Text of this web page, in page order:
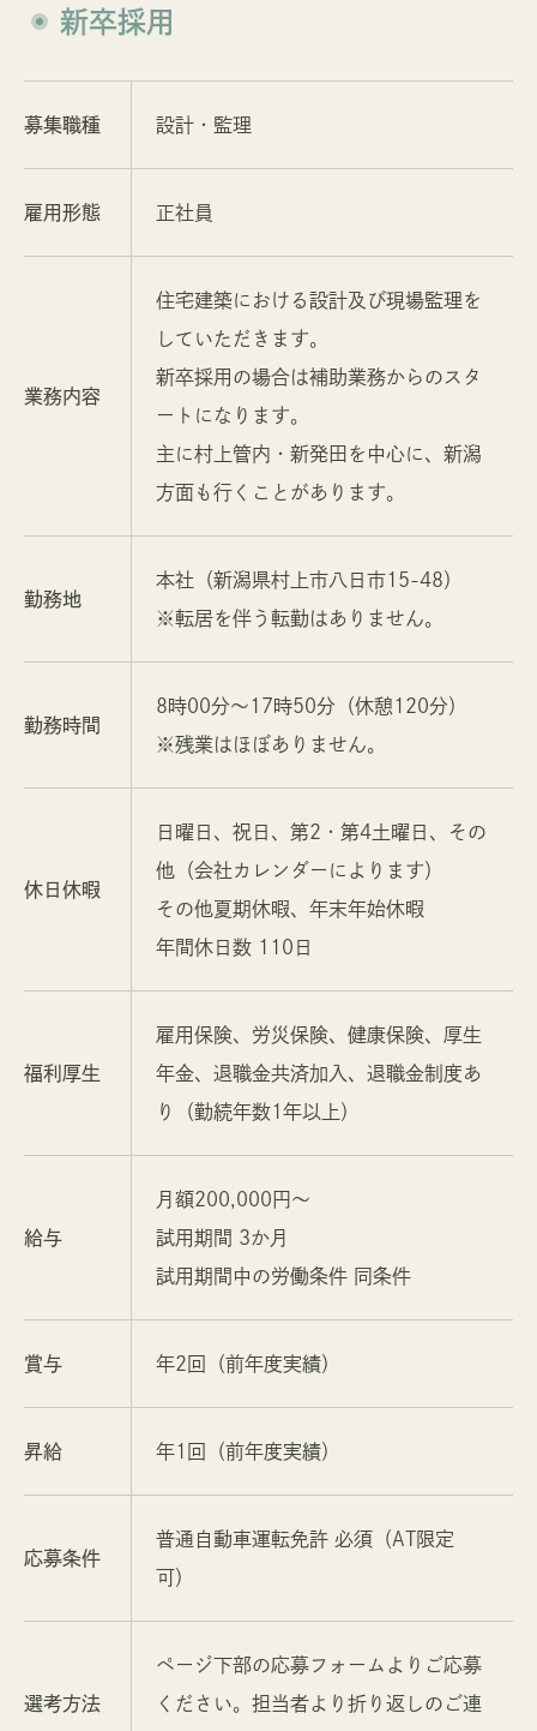
新卒採用
募集職種 設計・監理
雇用形態 正社員
業務内容
住宅建築における設計及び現場監理を
していただきます。
新卒採用の場合は補助業務からのスタ
ートになります。
主に村上管内・新発田を中心に、新潟
方面も行くことがあります。
勤務地
本社（新潟県村上市八日市15-48）
※転居を伴う転勤はありません。
勤務時間
8時00分〜17時50分（休憩120分）
※残業はほぼありません。
休日休暇
日曜日、祝日、第2・第4土曜日、その
他（会社カレンダーによります）
その他夏期休暇、年末年始休暇
年間休日数 110日
福利厚生
雇用保険、労災保険、健康保険、厚生
年金、退職金共済加入、退職金制度あ
り（勤続年数1年以上）
給与
月額200,000円〜
試用期間 3か月
試用期間中の労働条件 同条件
賞与 年2回（前年度実績）
昇給 年1回（前年度実績）
応募条件
普通自動車運転免許 必須（AT限定
可）
選考方法
ページ下部の応募フォームよりご応募
ください。担当者より折り返しのご連